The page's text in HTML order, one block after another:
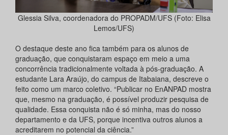
Glessia Silva, coordenadora do PROPADM/UFS (Foto: Elisa
Lemos/UFS)
O destaque deste ano fica também para os alunos de
graduação, que conquistaram espaço em meio a uma
concorrência tradicionalmente voltada à pós-graduação. A
estudante Lara Araújo, do campus de Itabaiana, descreve o
feito como um marco coletivo. “Publicar no EnANPAD mostra
que, mesmo na graduação, é possível produzir pesquisa de
qualidade. Essa conquista não é só minha, mas do nosso
departamento e da UFS, porque incentiva outros alunos a
acreditarem no potencial da ciência.”